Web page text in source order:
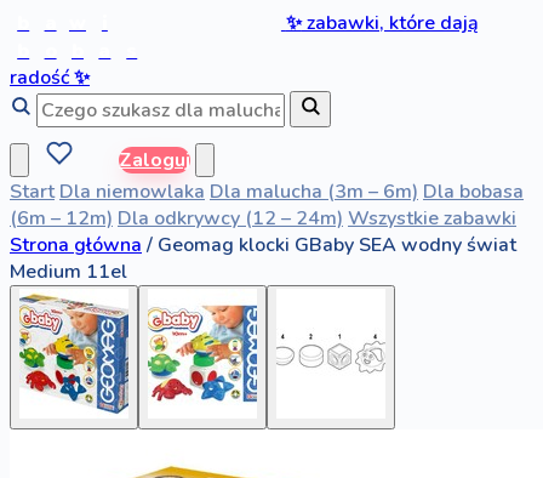
✨zabawki, które dają
radość✨
Zaloguj
Start Dla niemowlaka Dla malucha (3m – 6m) Dla bobasa
(6m – 12m) Dla odkrywcy (12 – 24m) Wszystkie zabawki
Strona główna / Geomag klocki GBaby SEA wodny świat
Medium 11el